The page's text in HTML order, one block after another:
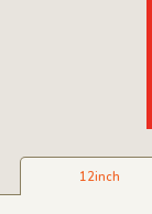
12inch